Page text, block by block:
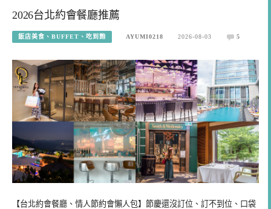
2026台北約會餐廳推薦
飯店美食、BUFFET、吃到飽 AYUMI0218 2026-08-03 5
【台北約會餐廳、情人節約會懶人包】節慶還沒訂位、訂不到位、口袋